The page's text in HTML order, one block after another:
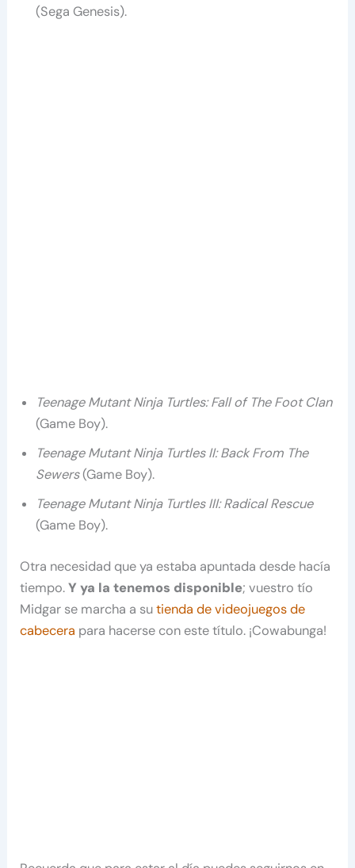
(Sega Genesis).
Teenage Mutant Ninja Turtles: Fall of The Foot Clan
(Game Boy).
Teenage Mutant Ninja Turtles II: Back From The
Sewers(Game Boy).
Teenage Mutant Ninja Turtles III: Radical Rescue
(Game Boy).
Otra necesidad que ya estaba apuntada desde hacía
tiempo.Y ya la tenemos disponible; vuestro tío
Midgar se marcha a sutienda de videojuegos de
cabecera para hacerse con este título. ¡Cowabunga!